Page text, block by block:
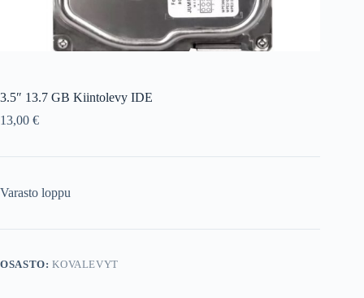
3.5″ 13.7 GB Kiintolevy IDE
13,00 €
Varasto loppu
OSASTO:KOVALEVYT